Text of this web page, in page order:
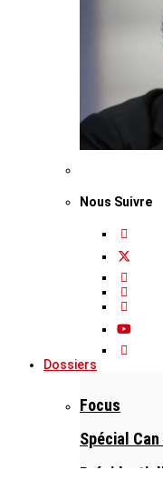
Nous Suivre
Dossiers
Focus
Spécial Can